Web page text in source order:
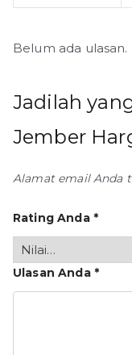
Belum ada ulasan.
Jadilah
Jember
Alamat email Anda
Rating Anda *
Ulasan Anda *